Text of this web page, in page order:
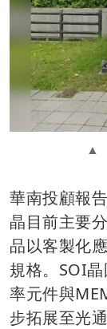
華南投顧報
晶目前主要
品以客製化
規格。SOI
率元件與
步拓展至光